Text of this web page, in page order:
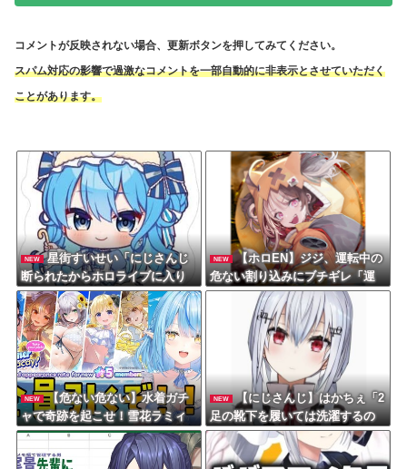
コメントが反映されない場合、更新ボタンを押してみてください。
スパム対応の影響で過激なコメントを一部自動的に非表示とさせていただく
ことがあります。
NEW
星街すいせい「にじさんじ
断られたからホロライブに入り
ました」←これ
NEW
【ホロEN】ジジ、運転中の
危ない割り込みにブチギレ「運
転するな！！！免許を取る
な！！！家にいろ！」
NEW
【危ない危ない】水着ガチ
ャで奇跡を起こせ！雪花ラミィ
の才色兼備な神引きに全ホロラ
イブファンが震える夜
NEW
【にじさんじ】はかちぇ「2
足の靴下を履いては洗濯するの
を繰り返していたんだけど今日1
5足買った」